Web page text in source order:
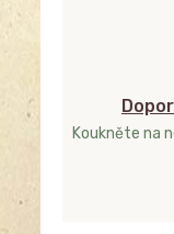
Koukněte na